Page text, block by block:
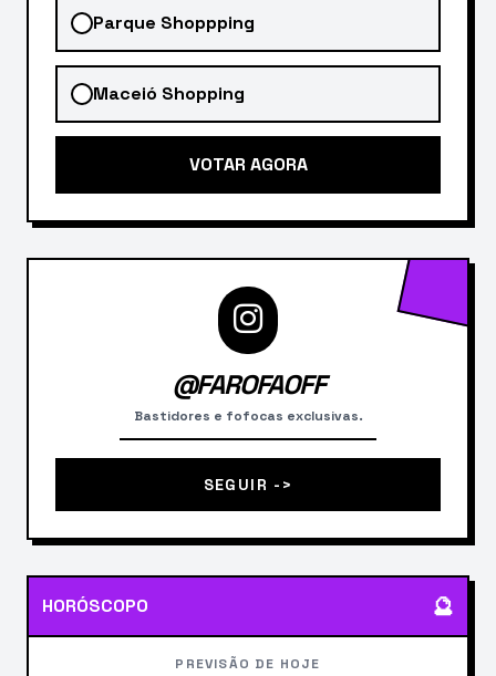
Parque Shoppping
Maceió Shopping
VOTAR AGORA
@FAROFAOFF
Bastidores e fofocas exclusivas.
SEGUIR ->
HORÓSCOPO 🔮
PREVISÃO DE HOJE